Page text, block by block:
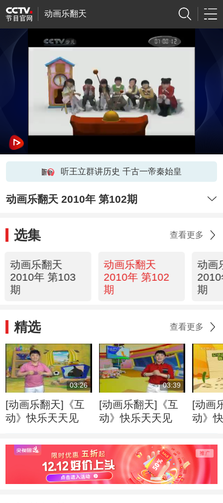
动画乐翻天
听王立群讲历史 千古一帝秦始皇
动画乐翻天 2010年 第102期
选集 查看更多
动画乐翻天
2010年 第103
期
动画乐翻天
2010年 第102
期
动画
期
精选 查看更多
03:26
[动画乐翻天]《互
动》快乐天天见
03:39
[动画乐翻天]《互
动》快乐天天见
[动画
动》